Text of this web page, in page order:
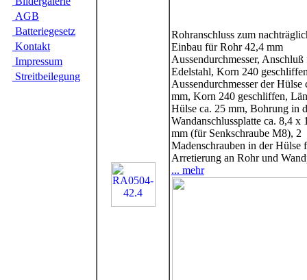
AGB
Batte­rie­gesetz
Kontakt
Impres­sum
Streit­bei­legung
Rohranschluss zum
Einbau für Rohr 42,4 mm
Aussendurchmesser, Anschluß
Edelstahl, Korn 240
Aussendurchmesser der Hülse
mm, Korn 240 geschliffen,
Hülse ca. 25 mm, Bohrung in
Wandanschlussplatte ca. 8,4 x
mm (für Senkschraube M8), 2
Madenschrauben in der Hülse
Arretierung an Rohr und
... mehr